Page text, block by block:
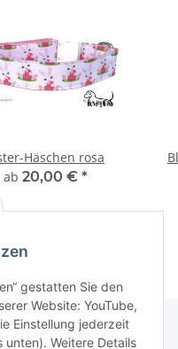
Häschen rosa
ab 20,00 € *
gestatten Sie den
Website: YouTube,
Einstellung jederzeit
Weitere Details